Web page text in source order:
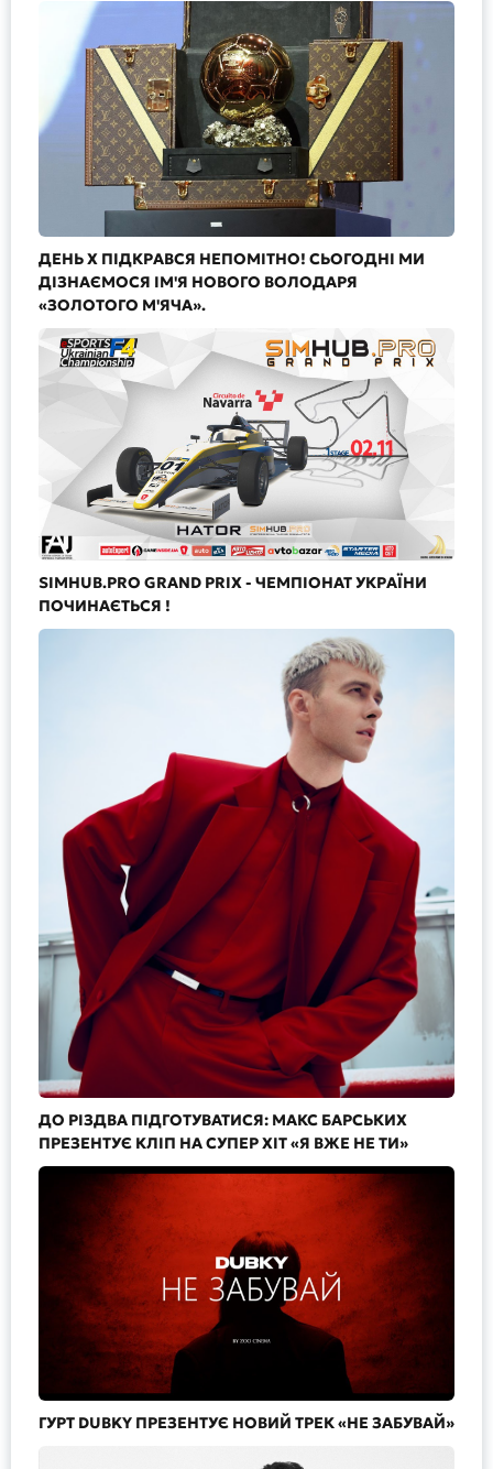
ДЕНЬ Х ПІДКРАВСЯ НЕПОМІТНО! СЬОГОДНІ МИ
ДІЗНАЄМОСЯ ІМ'Я НОВОГО ВОЛОДАРЯ
«ЗОЛОТОГО М'ЯЧА».
SIMHUB.PRO GRAND PRIX - ЧЕМПІОНАТ УКРАЇНИ
ПОЧИНАЄТЬСЯ !
ДО РІЗДВА ПІДГОТУВАТИСЯ: МАКС БАРСЬКИХ
ПРЕЗЕНТУЄ КЛІП НА СУПЕР ХІТ «Я ВЖЕ НЕ ТИ»
ГУРТ DUBKY ПРЕЗЕНТУЄ НОВИЙ ТРЕК «НЕ ЗАБУВАЙ»